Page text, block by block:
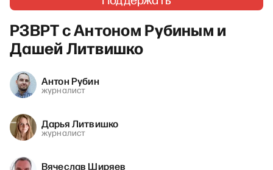
РЗВРТ с Антоном Рубиным и
Дашей Литвишко
Антон Рубин
журналист
Дарья Литвишко
журналист
Вячеслав Ширяев